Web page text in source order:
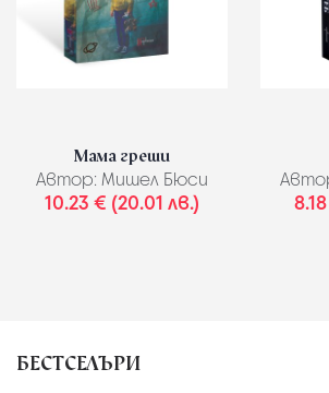
Мама греши
Автор: Мишел Бюси
10.23 € (20.01 лв.)
БЕСТСЕЛЪРИ